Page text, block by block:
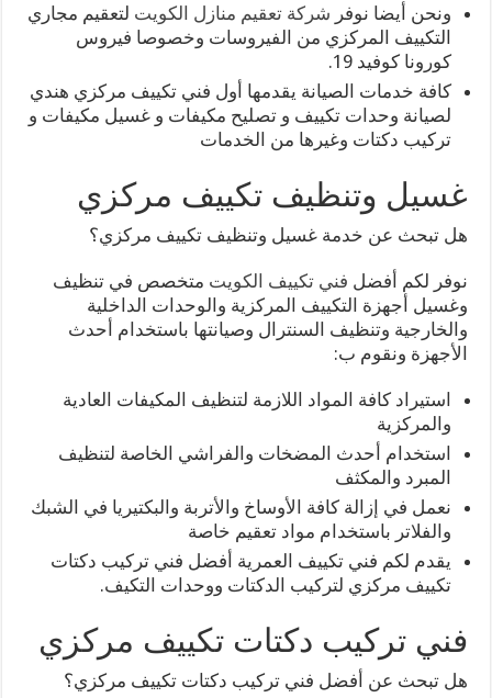
ونحن أيضا نوفر شركة تعقيم منازل الكويت لتعقيم مجاري
التكييف المركزي من الفيروسات وخصوصا فيروس
كورونا كوفيد 19.
كافة خدمات الصيانة يقدمها أول فني تكييف مركزي هندي
لصيانة وحدات تكييف و تصليح مكيفات و غسيل مكيفات و
تركيب دكتات وغيرها من الخدمات
غسيل وتنظيف تكييف مركزي
هل تبحث عن خدمة غسيل وتنظيف تكييف مركزي؟
نوفر لكم أفضل فني تكييف الكويت متخصص في تنظيف
وغسيل أجهزة التكييف المركزية والوحدات الداخلية
والخارجية وتنظيف السنترال وصيانتها باستخدام أحدث
الأجهزة ونقوم ب:
استيراد كافة المواد اللازمة لتنظيف المكيفات العادية
والمركزية
استخدام أحدث المضخات والفراشي الخاصة لتنظيف
المبرد والمكثف
نعمل في إزالة كافة الأوساخ والأتربة والبكتيريا في الشبك
والفلاتر باستخدام مواد تعقيم خاصة
يقدم لكم فني تكييف العمرية أفضل فني تركيب دكتات
تكييف مركزي لتركيب الدكتات ووحدات التكيف.
فني تركيب دكتات تكييف مركزي
هل تبحث عن أفضل فني تركيب دكتات تكييف مركزي؟